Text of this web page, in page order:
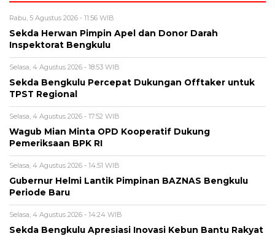
Rabu, 5 Agustus 2026 - 11:56 WIB
Sekda Herwan Pimpin Apel dan Donor Darah
Inspektorat Bengkulu
Selasa, 4 Agustus 2026 - 18:53 WIB
Sekda Bengkulu Percepat Dukungan Offtaker untuk
TPST Regional
Selasa, 4 Agustus 2026 - 17:52 WIB
Wagub Mian Minta OPD Kooperatif Dukung
Pemeriksaan BPK RI
Selasa, 4 Agustus 2026 - 14:51 WIB
Gubernur Helmi Lantik Pimpinan BAZNAS Bengkulu
Periode Baru
Selasa, 4 Agustus 2026 - 14:24 WIB
Sekda Bengkulu Apresiasi Inovasi Kebun Bantu Rakyat